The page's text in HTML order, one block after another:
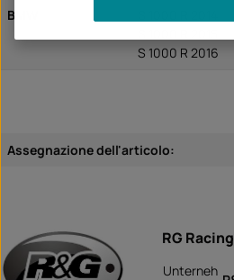
BMW
S 1000 R 2016
Assegnazione dell'articolo:
RG Racing
Unterneh